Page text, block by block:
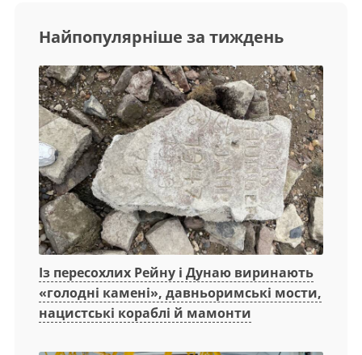
Найпопулярніше за тиждень
Із пересохлих Рейну і Дунаю виринають
«голодні камені», давньоримські мости,
нацистські кораблі й мамонти